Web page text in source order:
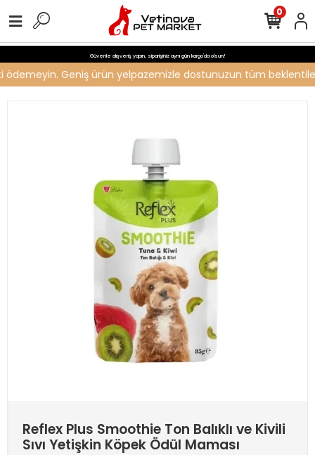
Güvenle alışveriş yapın, siparişiniz aynı gün kargo'da olsun!
Geniş ürün yelpazemizle dostunuzun tüm
0
Reflex Plus Smoothie Ton Balıklı ve Kivili
Sıvı Yetişkin Köpek Ödül Maması